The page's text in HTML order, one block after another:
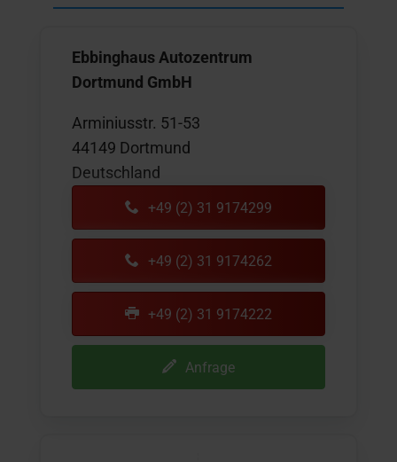
Ebbinghaus Autozentrum
Dortmund GmbH
Arminiusstr. 51-53
44149 Dortmund
Deutschland
+49 (2) 31 9174299
+49 (2) 31 9174262
+49 (2) 31 9174222
Anfrage